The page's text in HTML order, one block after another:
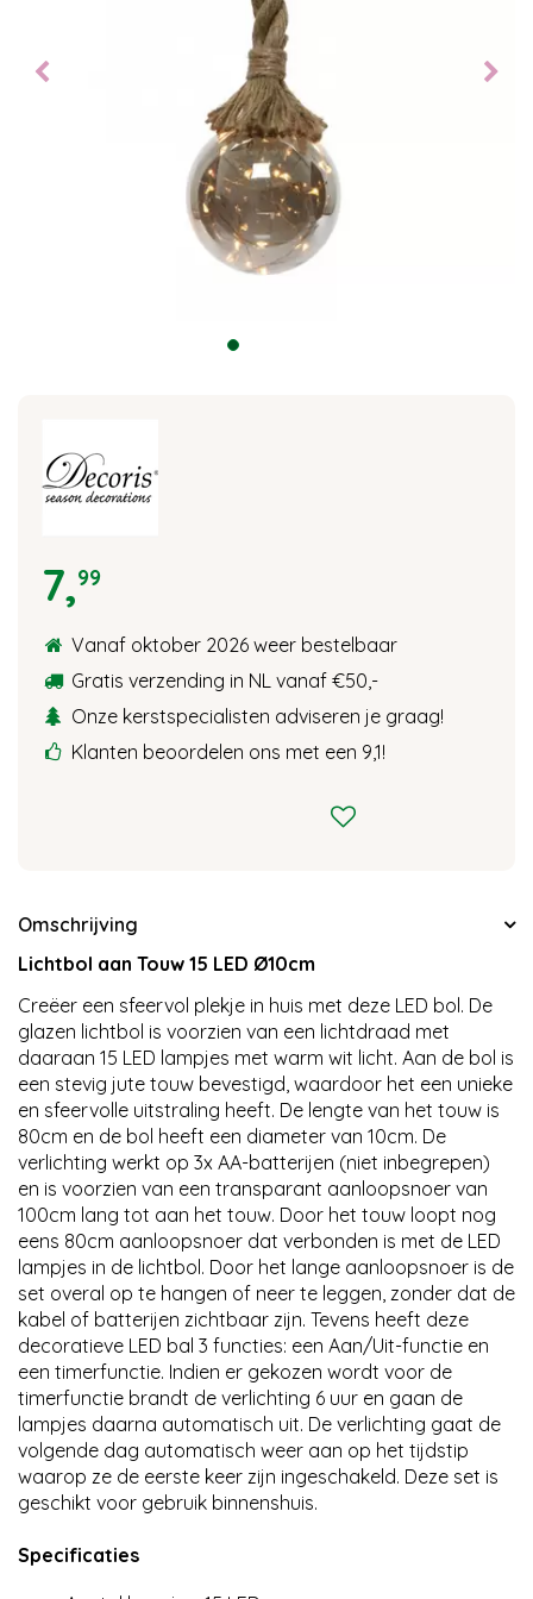
7,99
Vanaf oktober 2026 weer bestelbaar
Gratis verzending in NL vanaf €50,-
Onze kerstspecialisten adviseren je graag!
Klanten beoordelen ons met een 9,1!
Omschrijving
Lichtbol aan Touw 15 LED Ø10cm
Creëer een sfeervol plekje in huis met deze LED bol. De
glazen lichtbol is voorzien van een lichtdraad met
daaraan 15 LED lampjes met warm wit licht. Aan de bol is
een stevig jute touw bevestigd, waardoor het een unieke
en sfeervolle uitstraling heeft. De lengte van het touw is
80cm en de bol heeft een diameter van 10cm. De
verlichting werkt op 3x AA-batterijen (niet inbegrepen)
en is voorzien van een transparant aanloopsnoer van
100cm lang tot aan het touw. Door het touw loopt nog
eens 80cm aanloopsnoer dat verbonden is met de LED
lampjes in de lichtbol. Door het lange aanloopsnoer is de
set overal op te hangen of neer te leggen, zonder dat de
kabel of batterijen zichtbaar zijn. Tevens heeft deze
decoratieve LED bal 3 functies: een Aan/Uit-functie en
een timerfunctie. Indien er gekozen wordt voor de
timerfunctie brandt de verlichting 6 uur en gaan de
lampjes daarna automatisch uit. De verlichting gaat de
volgende dag automatisch weer aan op het tijdstip
waarop ze de eerste keer zijn ingeschakeld. Deze set is
geschikt voor gebruik binnenshuis.
Specificaties